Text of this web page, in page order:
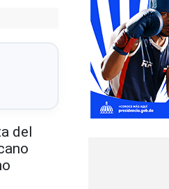
del